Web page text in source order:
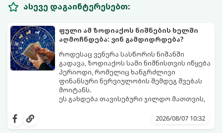
ასევე დაგაინტერესებთ:
ფული ამ ზოდიაქოს ნიშნების ხელში
აღმოჩნდება: ვინ გამდიდრდება?
როდესაც ვენერა სასწორის ნიშანში
გადავა, ზოდიაქოს სამი ნიშნისთვის იწყება
პერიოდი, რომელიც ხანგრძლივი
ფინანსური ნერვიულობის შემდეგ შვებას
მოიტანს.
ეს გახდება თავისებური ჯილდო მათთვის,
იჩენდა და სირთულეების მიუხედავად წინ
2026/08/07 10:32